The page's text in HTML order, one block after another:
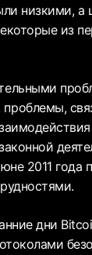
низкими, а
из
2011 года
дни